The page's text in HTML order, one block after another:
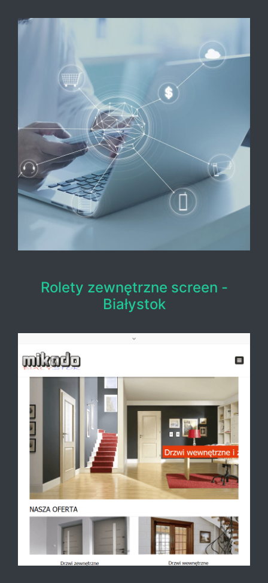
Rolety zewnętrzne screen -
Białystok